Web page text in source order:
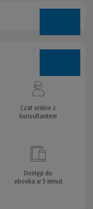
Czat online z
konsultantem
Dostęp do
ebooka w 5 minut